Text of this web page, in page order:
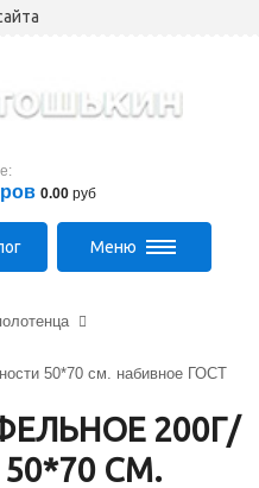
0.00 руб
Меню
50*70 см. набивное ГОСТ
200Г/
СМ.